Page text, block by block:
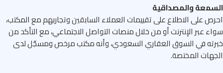
والمصداقية
على الاطلاع على تقييمات العملاء السابقين وتجاربهم مع المكتب،
عبر الإنترنت أو من خلال منصات التواصل الاجتماعي، مع التأكد من
في السوق العقاري السعودي، وأنه مكتب مرخص ومسجّل لدى
المختصة.